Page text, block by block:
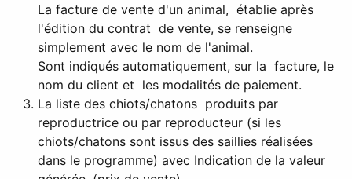
La facture de vente d'un animal, établie après
l'édition du contrat de vente, se renseigne
simplement avec le nom de l'animal.
Sont indiqués automatiquement, sur la facture, le
nom du client et les modalités de paiement.
La liste des chiots/chatons produits par
reproductrice ou par reproducteur (si les
chiots/chatons sont issus des saillies réalisées
dans le programme) avec Indication de la valeur